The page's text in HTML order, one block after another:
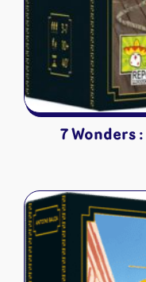
7 Wonders